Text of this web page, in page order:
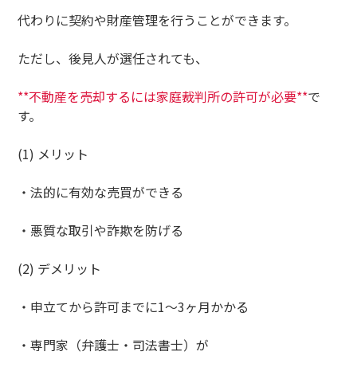
代わりに契約や財産管理を行うことができます。
ただし、後見人が選任されても、
**不動産を売却するには家庭裁判所の許可が必要**で
す。
(1) メリット
・法的に有効な売買ができる
・悪質な取引や詐欺を防げる
(2) デメリット
・申立てから許可までに1〜3ヶ月かかる
・専門家（弁護士・司法書士）が